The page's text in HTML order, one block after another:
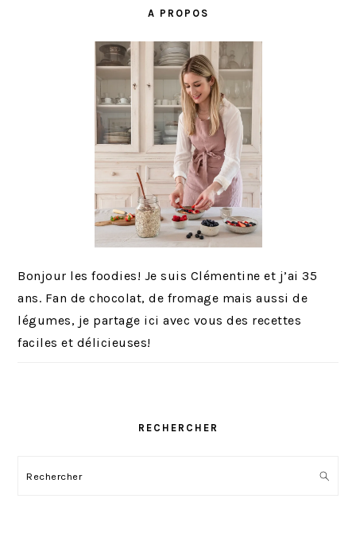
A PROPOS
Bonjour les foodies! Je suis Clémentine et j’ai 35
ans. Fan de chocolat, de fromage mais aussi de
légumes, je partage ici avec vous des recettes
faciles et délicieuses!
RECHERCHER
Rechercher